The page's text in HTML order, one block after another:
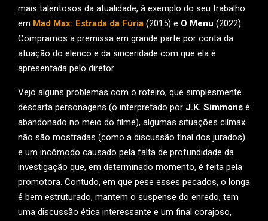
mais talentosos da atualidade, à exemplo do seu trabalho
em Mad Max: Estrada da Fúria (2015) e O Menu (2022).
Compramos a premissa em grande parte por conta da
atuação do elenco e da sinceridade com que ela é
apresentada pelo diretor.
Vejo alguns problemas com o roteiro, que simplesmente
descarta personagens (o interpretado por J.K. Simmons é
abandonado no meio do filme), algumas situações clímax
não são mostradas (como a discussão final dos jurados)
e um incômodo causado pela falta de profundidade da
investigação que, em determinado momento, é feita pela
promotora. Contudo, em que pese esses pecados, o longa
é bem estruturado, mantem o suspense do enredo, tem
uma discussão ética interessante e um final corajoso,